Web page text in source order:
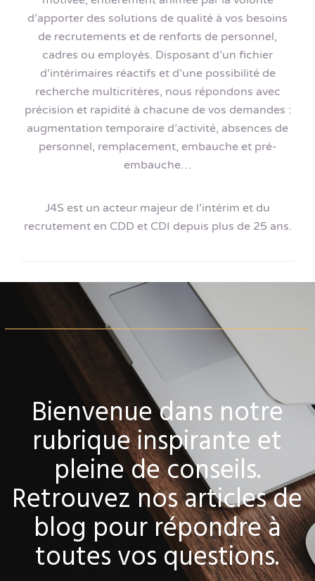
d’apporter des solutions de qualité à vos besoins
de recrutements et de renforts de personnel,
cadres ou employés. Disposant d’un fichier
d’intérimaires réactifs et d’une possibilité de
recherche multicritères, nous répondons avec
précision et rapidité à chacune de vos demandes :
augmentation temporaire d’activité, absences de
personnel, remplacement, embauche et pré-
embauche…
J4S est un acteur majeur de l’intérim et du
recrutement en CDD et CDI depuis plus de 25 ans.
Bienvenue dans notre
rubrique inspirante et
pleine de conseils.
Retrouvez nos articles de
blog pour répondre à
toutes vos questions.